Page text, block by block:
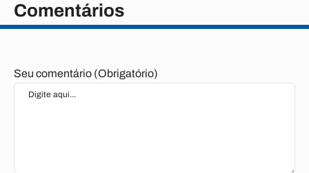
Comentários
Seu comentário (Obrigatório)